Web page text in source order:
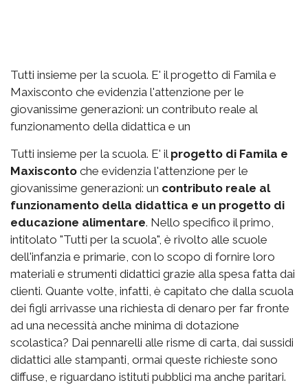
Tutti insieme per la scuola. E' il progetto di Famila e
Maxisconto che evidenzia l'attenzione per le
giovanissime generazioni: un contributo reale al
funzionamento della didattica e un
Tutti insieme per la scuola. E' il progetto di Famila e
Maxisconto che evidenzia l'attenzione per le
giovanissime generazioni: un contributo reale al
funzionamento della didattica e un progetto di
educazione alimentare. Nello specifico il primo,
intitolato "Tutti per la scuola", è rivolto alle scuole
dell'infanzia e primarie, con lo scopo di fornire loro
materiali e strumenti didattici grazie alla spesa fatta dai
clienti. Quante volte, infatti, è capitato che dalla scuola
dei figli arrivasse una richiesta di denaro per far fronte
ad una necessità anche minima di dotazione
scolastica? Dai pennarelli alle risme di carta, dai sussidi
didattici alle stampanti, ormai queste richieste sono
diffuse, e riguardano istituti pubblici ma anche paritari.